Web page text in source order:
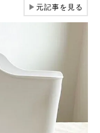
▶元記事を見る